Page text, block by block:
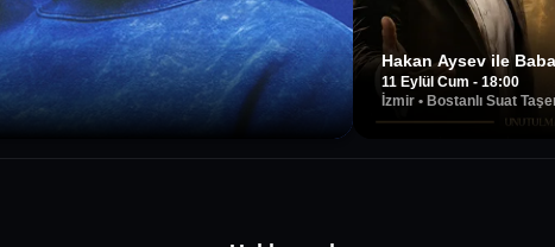
Hakan Aysev ile
11 Eylül Cum - 18:00
İzmir• Bostanlı Suat